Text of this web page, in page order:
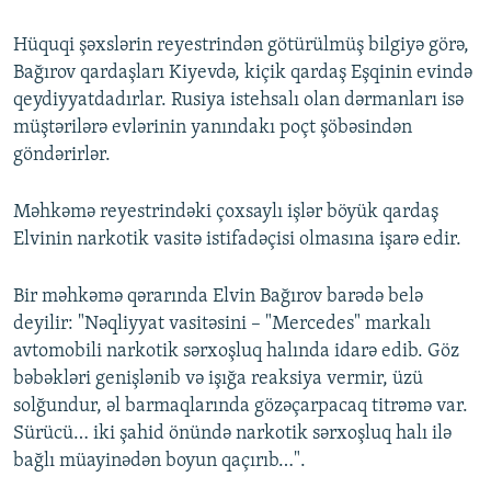
Hüquqi şəxslərin reyestrindən götürülmüş bilgiyə görə,
Bağırov qardaşları Kiyevdə, kiçik qardaş Eşqinin evində
qeydiyyatdadırlar. Rusiya istehsalı olan dərmanları isə
müştərilərə evlərinin yanındakı poçt şöbəsindən
göndərirlər.
Məhkəmə reyestrindəki çoxsaylı işlər böyük qardaş
Elvinin narkotik vasitə istifadəçisi olmasına işarə edir.
Bir məhkəmə qərarında Elvin Bağırov barədə belə
deyilir: "Nəqliyyat vasitəsini – "Mercedes" markalı
avtomobili narkotik sərxoşluq halında idarə edib. Göz
bəbəkləri genişlənib və işığa reaksiya vermir, üzü
solğundur, əl barmaqlarında gözəçarpacaq titrəmə var.
Sürücü… iki şahid önündə narkotik sərxoşluq halı ilə
bağlı müayinədən boyun qaçırıb…".